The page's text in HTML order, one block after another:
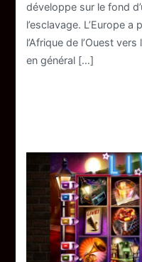
développe sur le fond
l’esclavage. L’Europe
l’Afrique de l’Ouest
en général […]